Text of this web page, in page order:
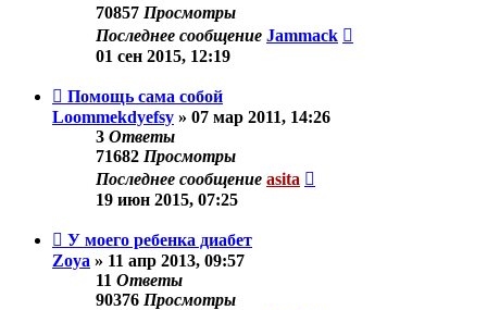
70857 Просмотры
Последнее сообщение Jammack
01 сен 2015, 12:19
Помощь сама собой
Loommekdyefsy » 07 мар 2011, 14:26
3 Ответы
71682 Просмотры
Последнее сообщение asita
19 июн 2015, 07:25
У моего ребенка диабет
Zoya » 11 апр 2013, 09:57
11 Ответы
90376 Просмотры